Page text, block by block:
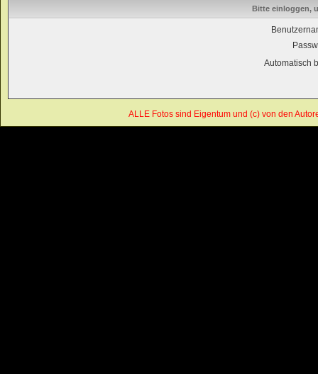
Bitte einloggen,
Automatisch
ALLE Fotos sind Eigentum und (c) von den